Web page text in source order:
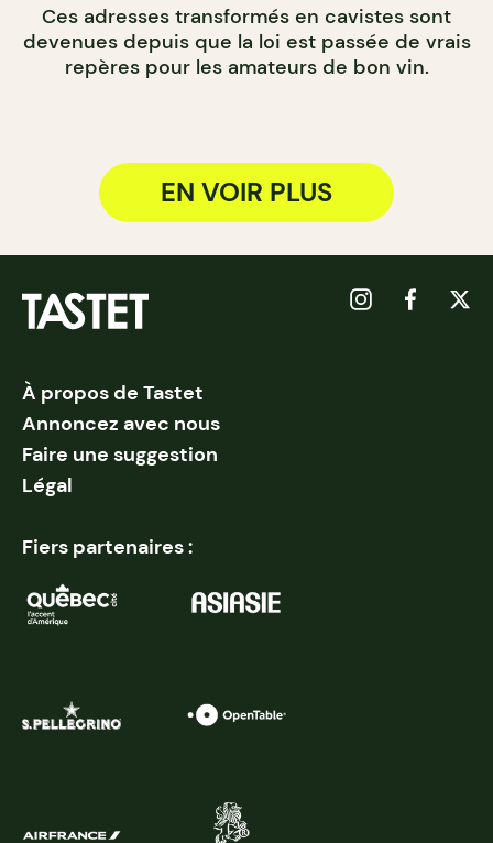
Ces adresses transformés en cavistes sont
devenues depuis que la loi est passée de vrais
repères pour les amateurs de bon vin.
EN VOIR PLUS
À propos de Tastet
Annoncez avec nous
Faire une suggestion
Légal
Fiers partenaires :